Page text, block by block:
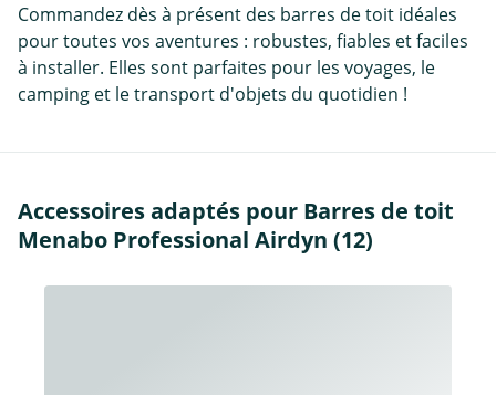
Commandez dès à présent des barres de toit idéales
pour toutes vos aventures : robustes, fiables et faciles
à installer. Elles sont parfaites pour les voyages, le
camping et le transport d'objets du quotidien !
Accessoires adaptés pour Barres de toit
Menabo Professional Airdyn (12)